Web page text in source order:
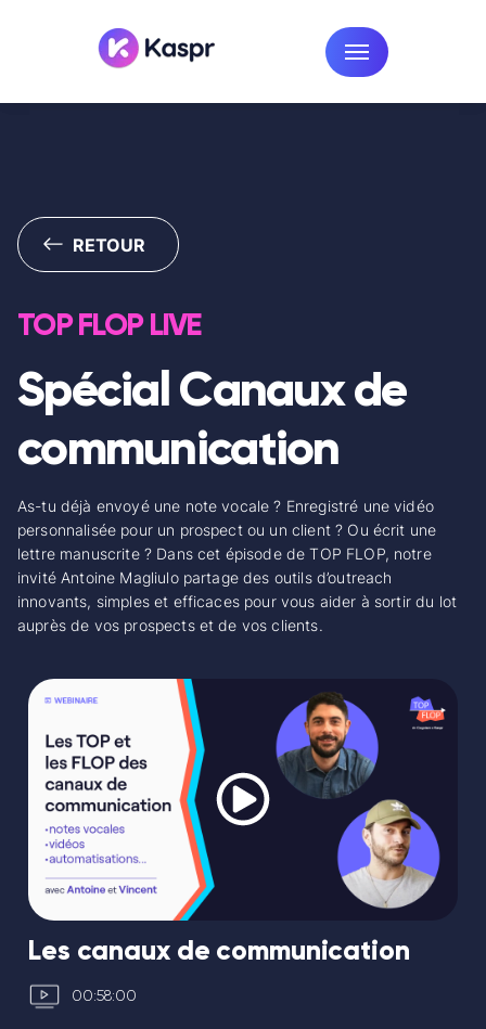
RETOUR
TOP FLOP LIVE
Spécial Canaux de
communication
As-tu déjà envoyé une note vocale ? Enregistré une vidéo
personnalisée pour un prospect ou un client ? Ou écrit une
lettre manuscrite ? Dans cet épisode de TOP FLOP, notre
invité Antoine Magliulo partage des outils d’outreach
innovants, simples et efficaces pour vous aider à sortir du lot
auprès de vos prospects et de vos clients.
Les canaux de communication
00:58:00